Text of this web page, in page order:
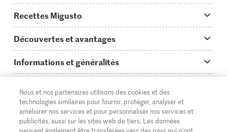
Recettes Migusto
Idées de menus
Plats principaux
Simple & vite prêt
Apéritif
Découvertes et avantages
On en parle...
Tutoriels
Glossaire des ingrédients
Informations et généralités
Questions concernant Migusto
Cuisiner avec Migusto
Service clientèle & contact
Supermarché
Migros Online
DE FR IT
Nous et nos partenaires utilisons des cookies et des
technologies similaires pour fournir, protéger, analyser et
améliorer nos services et pour personnaliser nos services et
publicités, aussi sur les sites web de tiers. Les données